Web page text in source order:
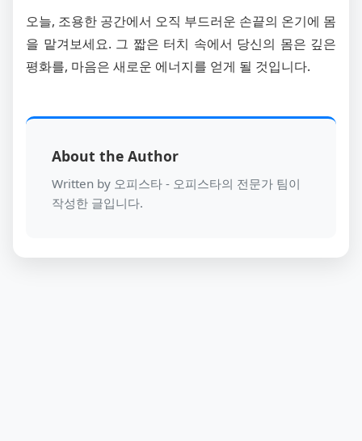
오늘, 조용한 공간에서 오직 부드러운 손끝의 온기에 몸
을 맡겨보세요. 그 짧은 터치 속에서 당신의 몸은 깊은
평화를, 마음은 새로운 에너지를 얻게 될 것입니다.
About the Author
Written by 오피스타 - 오피스타의 전문가 팀이
작성한 글입니다.